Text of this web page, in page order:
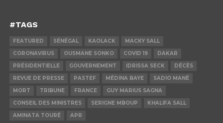
#TAGS
FEATURED SÉNÉGAL KAOLACK
MACKY SALL
CORONAVIRUS
OUSMANE SONKO COVID 19
DAKAR
PRÉSIDENTIELLE
GOUVERNEMENT IDRISSA SECK
DÉCÈS
REVUE DE PRESSE
PASTEF MÉDINA BAYE
SADIO MANÉ
MORT
TRIBUNE FRANCE
GUY MARIUS SAGNA
CONSEIL DES MINISTRES
SERIGNE MBOUP
KHALIFA SALL
AMINATA TOURÉ
APR